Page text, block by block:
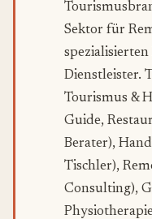
Sektor für
Dienstleister.
Tourismus &
Guide,
Berater),
Tischler),
Consulting),